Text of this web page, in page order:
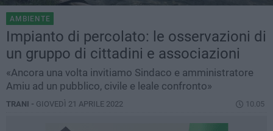
AMBIENTE
Impianto di percolato: le osservazioni di
un gruppo di cittadini e associazioni
«Ancora una volta invitiamo Sindaco e amministratore
Amiu ad un pubblico, civile e leale confronto»
TRANI - GIOVEDÌ 21 APRILE 2022 10.05